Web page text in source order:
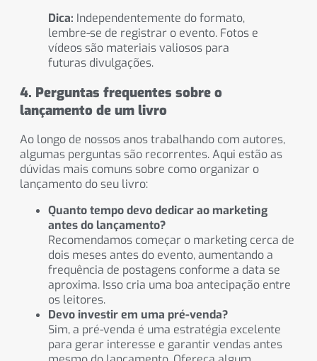
Dica: Independentemente do formato,
lembre-se de registrar o evento. Fotos e
vídeos são materiais valiosos para
futuras divulgações.
4. Perguntas frequentes sobre o
lançamento de um livro
Ao longo de nossos anos trabalhando com autores,
algumas perguntas são recorrentes. Aqui estão as
dúvidas mais comuns sobre como organizar o
lançamento do seu livro:
Quanto tempo devo dedicar ao marketing
antes do lançamento?
Recomendamos começar o marketing cerca de
dois meses antes do evento, aumentando a
frequência de postagens conforme a data se
aproxima. Isso cria uma boa antecipação entre
os leitores.
Devo investir em uma pré-venda?
Sim, a pré-venda é uma estratégia excelente
para gerar interesse e garantir vendas antes